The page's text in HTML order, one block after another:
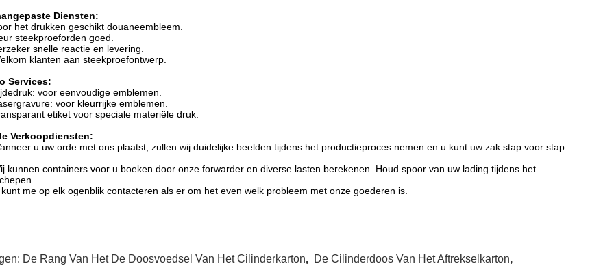
Diensten:
het drukken geschikt douaneembleem.
steekproeforden goed.
snelle reactie en levering.
klanten aan steekproefontwerp.
Services:
voor eenvoudige emblemen.
voor kleurrijke emblemen.
etiket voor speciale materiële druk.
Verkoopdiensten:
u uw orde met ons plaatst, zullen wij duidelijke beelden tijdens het productieproces nemen en u kunt uw zak stap voor stap
kunnen containers voor u boeken door onze forwarder en diverse lasten berekenen. Houd spoor van uw lading tijdens het
me op elk ogenblik contacteren als er om het even welk probleem met onze goederen is.
De Rang Van Het De Doosvoedsel Van Het Cilinderkarton, De Cilinderdoos Van Het Aftrekselkarton,